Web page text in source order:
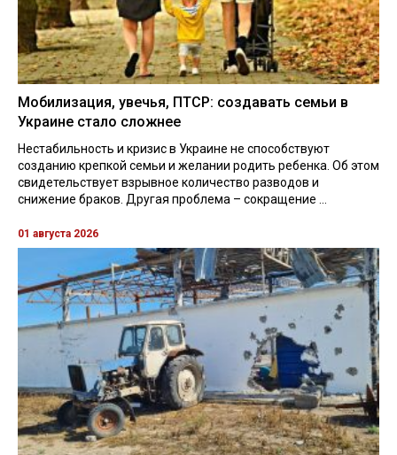
Мобилизация, увечья, ПТСР: создавать семьи в
Украине стало сложнее
Нестабильность и кризис в Украине не способствуют
созданию крепкой семьи и желании родить ребенка. Об этом
свидетельствует взрывное количество разводов и
снижение браков. Другая проблема – сокращение ...
01 августа 2026